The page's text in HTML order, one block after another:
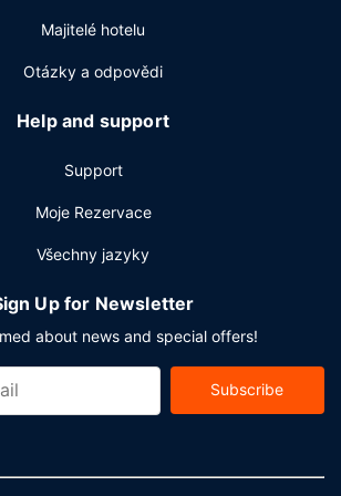
Majitelé hotelu
Otázky a odpovědi
Help and support
Support
Moje Rezervace
Všechny jazyky
Up for Newsletter
about news and special offers!
Subscribe